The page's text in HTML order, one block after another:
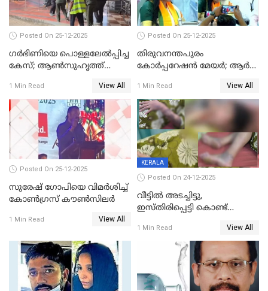
Posted On 25-12-2025
ഗര്‍ഭിണിയെ പൊള്ളലേല്‍പ്പിച്ച
കേസ്; ആണ്‍സുഹൃത്ത്
1 Min Read View All
Posted On 25-12-2025
തിരുവനന്തപുരം
കോര്‍പ്പറേഷന്‍ മേയർ; ആര്‍
1 Min Read View All
Posted On 25-12-2025
സുരേഷ് ഗോപിയെ വിമര്‍ശിച്ച്
കോണ്‍ഗ്രസ് കൗണ്‍സിലര്‍
1 Min Read View All
KERALA
Posted On 24-12-2025
വീട്ടിൽ അടച്ചിട്ടു,
ഇസ്തിരിപ്പെട്ടി കൊണ്ട്
ഗർഭിണിയായ യുവതിക്ക് ക്രൂര
1 Min Read View All